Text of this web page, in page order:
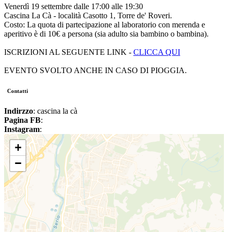
Venerdì 19 settembre dalle 17:00 alle 19:30
Cascina La Cà - località Casotto 1, Torre de' Roveri.
Costo: La quota di partecipazione al laboratorio con merenda e
aperitivo è di 10€ a persona (sia adulto sia bambino o bambina).
ISCRIZIONI AL SEGUENTE LINK - CLICCA QUI
EVENTO SVOLTO ANCHE IN CASO DI PIOGGIA.
Contatti
Indirzzo: cascina la cà
Pagina FB:
Instagram:
+
−